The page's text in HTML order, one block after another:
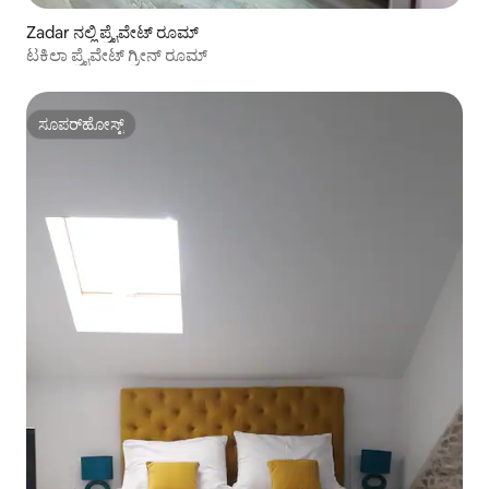
Zadar ನಲ್ಲಿ ಪ್ರೈವೇಟ್ ರೂಮ್
ಟಕಿಲಾ ಪ್ರೈವೇಟ್ ಗ್ರೀನ್ ರೂಮ್
ಸೂಪರ್‌ಹೋಸ್ಟ್
ಸೂಪರ್‌ಹೋಸ್ಟ್